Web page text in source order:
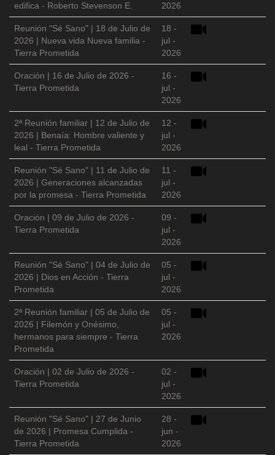
edifica - Roberto Stevenson E.
2026
Reunión "Sé Sano" | 18 de Julio de
2026 | Nueva vida Nueva familia -
Tierra Prometida
18 -
jul -
2026
Oración | 16 de Julio de 2026 -
Tierra Prometida
16 -
jul -
2026
2ª Reunión familiar | 12 de Julio de
2026 | Benaía: Hombre valiente y
leal - Tierra Prometida
12 -
jul -
2026
Reunión "Sé Sano" | 11 de Julio de
2026 | Generaciones alcanzadas
por la promesa - Tierra Prometida
11 -
jul -
2026
Oración | 09 de Julio de 2026 -
Tierra Prometida
09 -
jul -
2026
Reunión "Sé Sano" | 04 de Julio de
2026 | Dios en Acción - Tierra
Prometida
05 -
jul -
2026
2ª Reunión familiar | 05 de Julio de
2026 | Filemón y Onésimo,
hermanos para siempre - Tierra
Prometida
05 -
jul -
2026
Oración | 02 de Julio de 2026 -
Tierra Prometida
02 -
jul -
2026
Reunión "Sé Sano" | 27 de Junio
de 2026 | Promesa Cumplida -
Tierra Prometida
28 -
jun -
2026